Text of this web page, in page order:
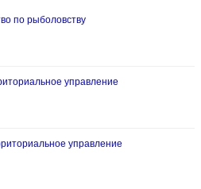
по рыболовству
управление
управление